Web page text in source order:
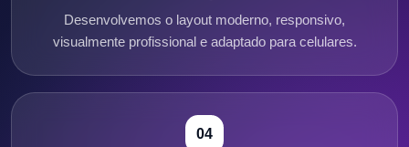
Desenvolvemos o layout moderno, responsivo,
visualmente profissional e adaptado para celulares.
04